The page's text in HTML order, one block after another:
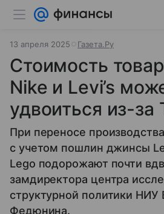
13 апреля 2025 Газета.Ру
Стоимость
Nike и Levi’s
удвоиться из-за
При переносе
с учетом пошлин джинсы
Lego подорожают почти
замдиректора центра
структурной политики
Федюнина.